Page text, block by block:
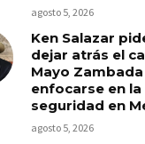
agosto 5, 2026
Ken Salazar
dejar atrás el
Mayo
enfocarse en la
seguridad en
agosto 5, 2026